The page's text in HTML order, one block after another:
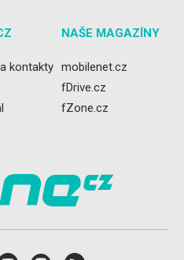
kontakty
NAŠE MAGAZÍNY
mobilenet.cz
fDrive.cz
fZone.cz